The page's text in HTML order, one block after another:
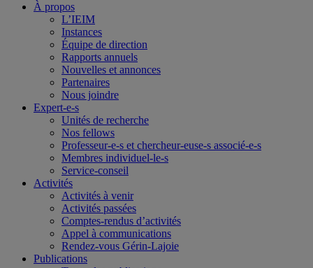
À propos
L’IEIM
Instances
Équipe de direction
Rapports annuels
Nouvelles et annonces
Partenaires
Nous joindre
Expert-e-s
Unités de recherche
Nos fellows
Professeur-e-s et chercheur-euse-s associé-e-s
Membres individuel-le-s
Service-conseil
Activités
Activités à venir
Activités passées
Comptes-rendus d’activités
Appel à communications
Rendez-vous Gérin-Lajoie
Publications